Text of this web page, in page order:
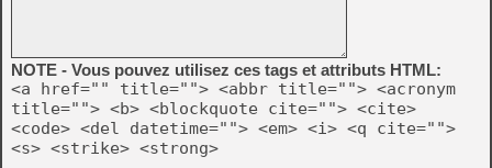
NOTE - Vous pouvez utilisez ces tags et attributs HTML:
<a href="" title=""> <abbr title=""> <acronym
title=""> <b> <blockquote cite=""> <cite>
<code> <del datetime=""> <em> <i> <q cite="">
<s> <strike> <strong>